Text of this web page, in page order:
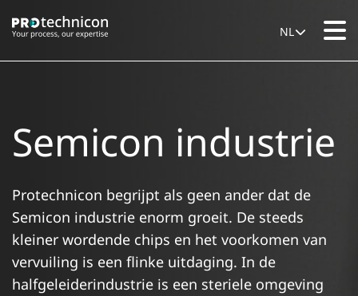
NL
Semicon industrie
Protechnicon begrijpt als geen ander dat de
Semicon industrie enorm groeit. De steeds
kleiner wordende chips en het voorkomen van
vervuiling is een flinke uitdaging. In de
halfgeleiderindustrie is een steriele omgeving